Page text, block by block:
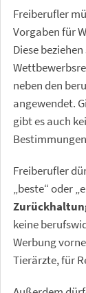
Freiberufler
Vorgaben für
Diese
neben den
angewendet.
gibt es auch
Freiberufler
„beste“ oder
keine
Werbung
Tierärzte, für